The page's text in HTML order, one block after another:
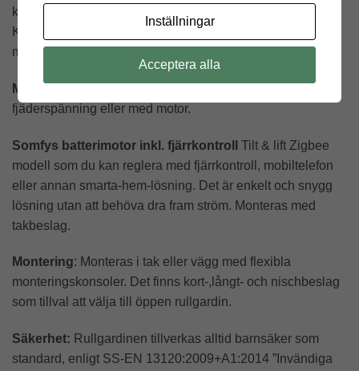
kostnad (ej möjligt att kombinera med sidoskenor).
Komponenter och lister finns i vitt, grått (endast öppen
modell) eller svart.
Manövrering:
fjäderspänning eller med motor.
Somfys batterimotor inkl. fjärrkontroll
Tilt & lift Zigbee
modell som du kan reglera med fjärrkontroll, mobiltelefon
eller annan smarta-hem-lösning. Det är enkelt och snygg
lösning utan att behöva dra fram ström. Monteras med
takbeslag.
Montering: Monteras i tak eller vägg med flexibla
monteringskonsoler. Det finns kort-,långt- och nischbeslag
som tillval att välja till öppen rullgardin.
Säkerhet: Rullgardinen tillverkas alltid barnsäker som
standard, enligt SS-EN 13120:2009+A1:2014 ”Invändiga
Inställningar
Acceptera alla